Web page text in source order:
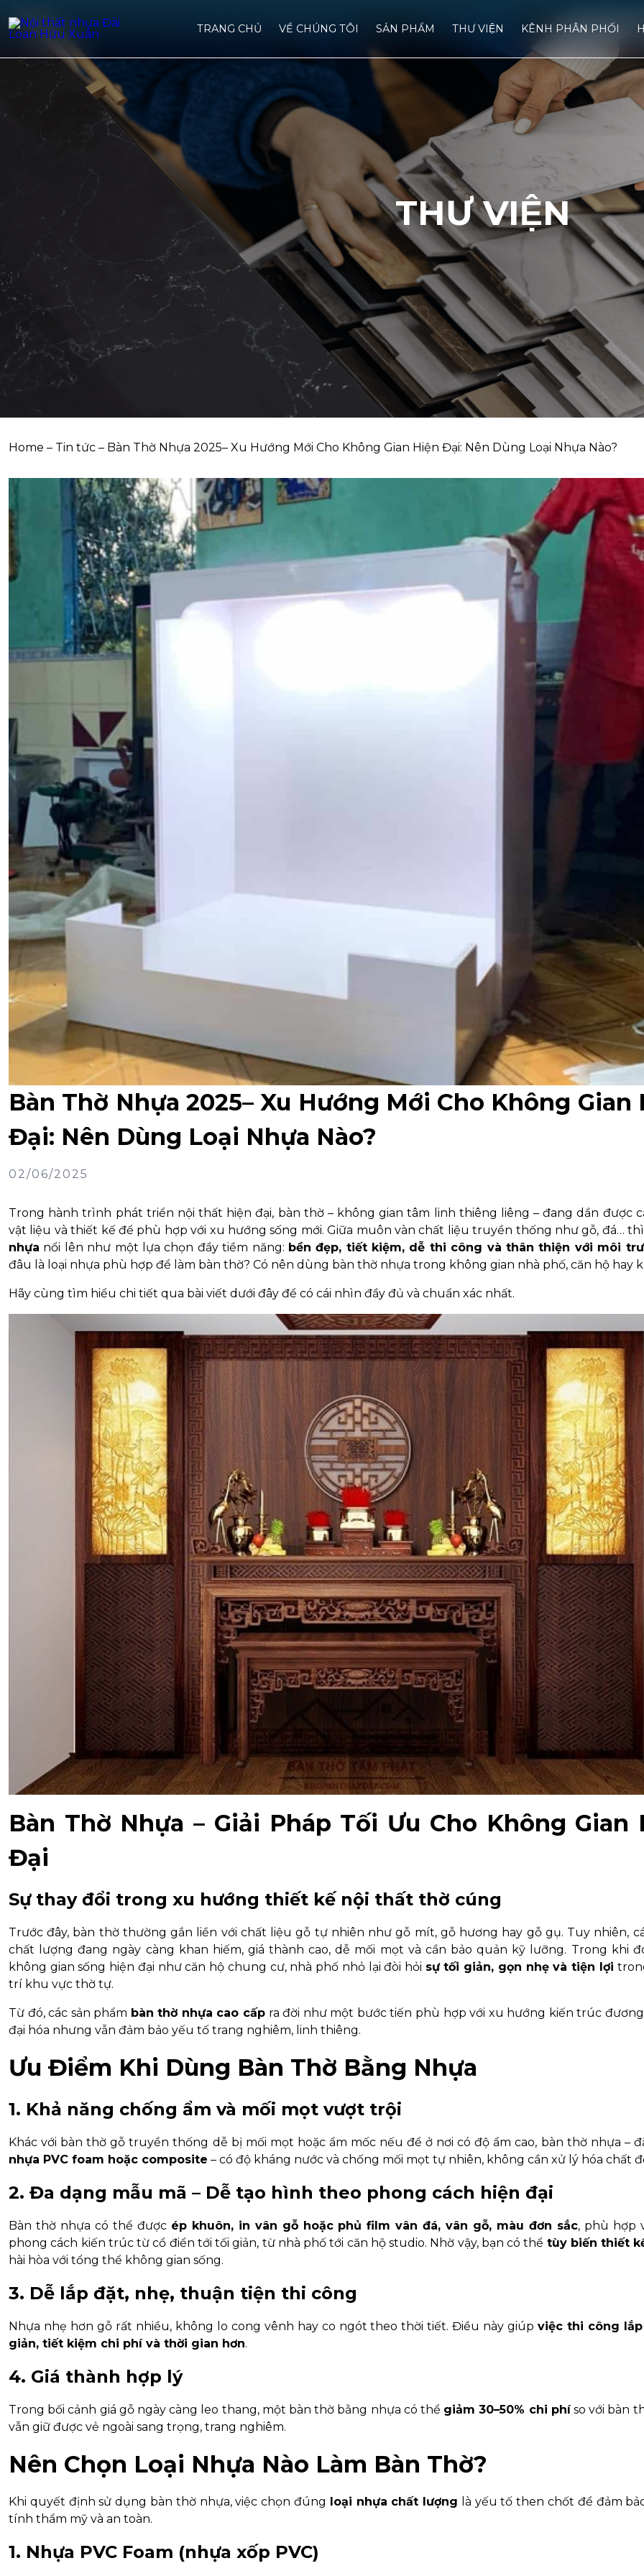
TRANG CHỦ VỀ CHÚNG TÔI SẢN PHẨM THƯ VIỆN KÊNH PHÂN PHỐI
THƯ VIỆN
Home – Tin tức – Bàn Thờ Nhựa 2025– Xu Hướng Mới Cho Không Gian Hiện Đại: Nên Dùng Loại Nhựa Nào?
Bàn Thờ Nhựa 2025– Xu Hướng Mới Cho Không Gian
Đại: Nên Dùng Loại Nhựa Nào?
02/06/2025
Trong hành trình phát triển nội thất hiện đại, bàn thờ – không gian tâm linh thiêng liêng – đang dần được
vật liệu và thiết kế để phù hợp với xu hướng sống mới. Giữa muôn vàn chất liệu truyền thống như gỗ, đá…
nhựa nổi lên như một lựa chọn đầy tiềm năng: bền đẹp, tiết kiệm, dễ thi công và thân thiện với môi
đâu là loại nhựa phù hợp để làm bàn thờ? Có nên dùng bàn thờ nhựa trong không gian nhà phố, căn hộ hay
Hãy cùng tìm hiểu chi tiết qua bài viết dưới đây để có cái nhìn đầy đủ và chuẩn xác nhất.
Bàn Thờ Nhựa – Giải Pháp Tối Ưu Cho Không Gian
Đại
Sự thay đổi trong xu hướng thiết kế nội thất thờ cúng
Trước đây, bàn thờ thường gắn liền với chất liệu gỗ tự nhiên như gỗ mít, gỗ hương hay gỗ gụ. Tuy nhiên,
chất lượng đang ngày càng khan hiếm, giá thành cao, dễ mối mọt và cần bảo quản kỹ lưỡng. Trong khi
không gian sống hiện đại như căn hộ chung cư, nhà phố nhỏ lại đòi hỏi sự tối giản, gọn nhẹ và tiện lợi
trí khu vực thờ tự.
Từ đó, các sản phẩm bàn thờ nhựa cao cấp ra đời như một bước tiến phù hợp với xu hướng kiến trúc đương
đại hóa nhưng vẫn đảm bảo yếu tố trang nghiêm, linh thiêng.
Ưu Điểm Khi Dùng Bàn Thờ Bằng Nhựa
1. Khả năng chống ẩm và mối mọt vượt trội
Khác với bàn thờ gỗ truyền thống dễ bị mối mọt hoặc ẩm mốc nếu để ở nơi có độ ẩm cao, bàn thờ nhựa –
nhựa PVC foam hoặc composite – có độ kháng nước và chống mối mọt tự nhiên, không cần xử lý hóa chất
2. Đa dạng mẫu mã – Dễ tạo hình theo phong cách hiện đại
Bàn thờ nhựa có thể được ép khuôn, in vân gỗ hoặc phủ film vân đá, vân gỗ, màu đơn sắc, phù hợp
phong cách kiến trúc từ cổ điển tới tối giản, từ nhà phố tới căn hộ studio. Nhờ vậy, bạn có thể tùy biến thiết
hài hòa với tổng thể không gian sống.
3. Dễ lắp đặt, nhẹ, thuận tiện thi công
Nhựa nhẹ hơn gỗ rất nhiều, không lo cong vênh hay co ngót theo thời tiết. Điều này giúpviệc thi công
giản, tiết kiệm chi phí và thời gian hơn.
4. Giá thành hợp lý
Trong bối cảnh giá gỗ ngày càng leo thang, một bàn thờ bằng nhựa có thể giảm 30–50% chi phíso với bàn
vẫn giữ được vẻ ngoài sang trọng, trang nghiêm.
Nên Chọn Loại Nhựa Nào Làm Bàn Thờ?
Khi quyết định sử dụng bàn thờ nhựa, việc chọn đúng loại nhựa chất lượng là yếu tố then chốt để đảm
tính thẩm mỹ và an toàn.
1. Nhựa PVC Foam (nhựa xốp PVC)